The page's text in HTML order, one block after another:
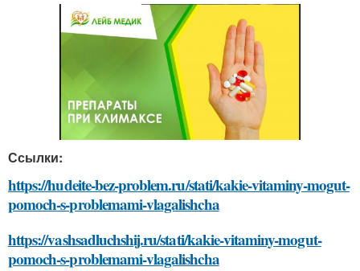
Ссылки:
https://hudeite-bez-problem.ru/stati/kakie-vitaminy-mogut-
pomoch-s-problemami-vlagalishcha
https://vashsadluchshij.ru/stati/kakie-vitaminy-mogut-
pomoch-s-problemami-vlagalishcha